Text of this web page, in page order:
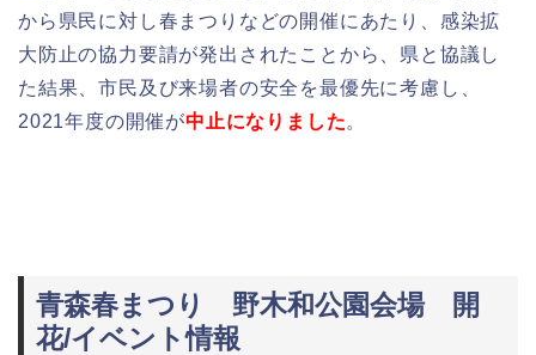
から県民に対し春まつりなどの開催にあたり、感染拡
大防止の協力要請が発出されたことから、県と協議し
た結果、市民及び来場者の安全を最優先に考慮し、
2021年度の開催が中止になりました。
青森春まつり 野木和公園会場 開
花/イベント情報